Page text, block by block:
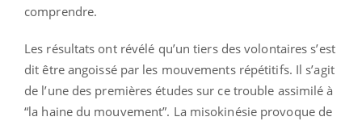
comprendre.
Les résultats ont révélé qu’un tiers des volontaires s’est
dit être angoissé par les mouvements répétitifs. Il s’agit
de l’une des premières études sur ce trouble assimilé à
“la haine du mouvement”. La misokinésie provoque de